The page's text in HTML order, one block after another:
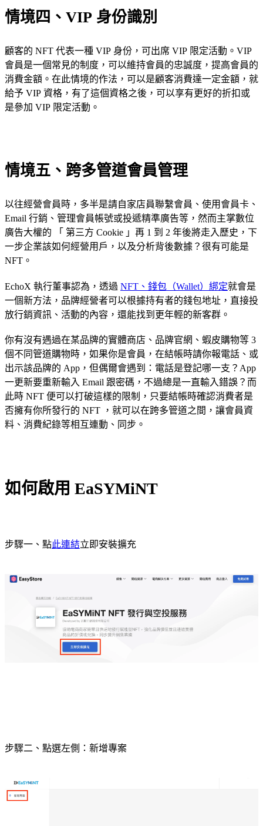
情境四、VIP 身份識別
顧客的 NFT 代表一種 VIP 身份，可出席 VIP 限定活動。VIP
會員是一個常見的制度，可以維持會員的忠誠度，提高會員的
消費金額。在此情境的作法，可以是顧客消費達一定金額，就
給予 VIP 資格，有了這個資格之後，可以享有更好的折扣或
是參加 VIP 限定活動。
情境五、跨多管道會員管理
以往經營會員時，多半是請自家店員聯繫會員、使用會員卡、
Email 行銷、管理會員帳號或投遞精準廣告等，然而主掌數位
廣告大權的 「 第三方 Cookie 」再 1 到 2 年後將走入歷史，下
一步企業該如何經營用戶，以及分析背後數據？很有可能是
NFT。
EchoX 執行董事認為，透過 NFT、錢包（Wallet）綁定就會是
一個新方法，品牌經營者可以根據持有者的錢包地址，直接投
放行銷資訊、活動的內容，還能找到更年輕的新客群。
你有沒有遇過在某品牌的實體商店、品牌官網、蝦皮購物等 3
個不同管道購物時，如果你是會員，在結帳時請你報電話、或
出示該品牌的 App，但偶爾會遇到：電話是登記哪一支？App
一更新要重新輸入 Email 跟密碼，不過總是一直輸入錯誤？而
此時 NFT 便可以打破這樣的限制，只要結帳時確認消費者是
否擁有你所發行的 NFT ，就可以在跨多管道之間，讓會員資
料、消費紀錄等相互連動、同步。
如何啟用 EaSYMiNT
步驟一、點此連結立即安裝擴充
步驟二、點選左側：新增專案